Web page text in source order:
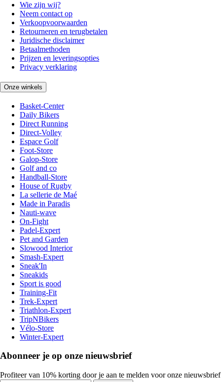
Wie zijn wij?
Neem contact op
Verkoopvoorwaarden
Retourneren en terugbetalen
Juridische disclaimer
Betaalmethoden
Prijzen en leveringsopties
Privacy verklaring
Onze winkels
Basket-Center
Daily Bikers
Direct Running
Direct-Volley
Espace Golf
Foot-Store
Galop-Store
Golf and co
Handball-Store
House of Rugby
La sellerie de Maé
Made in Paradis
Nauti-wave
On-Fight
Padel-Expert
Pet and Garden
Slowood Interior
Smash-Expert
Sneak'In
Sneakids
Sport is good
Training-Fit
Trek-Expert
Triathlon-Expert
TripNBikers
Vélo-Store
Winter-Expert
Abonneer je op onze nieuwsbrief
Profiteer van 10% korting door je aan te melden voor onze nieuwsbrief